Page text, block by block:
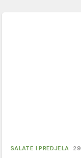
SALATE I PREDJELA